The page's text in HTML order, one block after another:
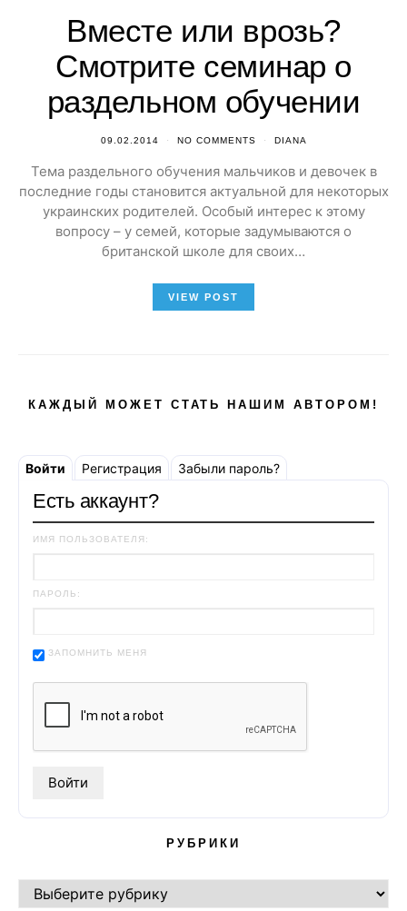
Вместе или врозь?
Смотрите семинар о
раздельном обучении
09.02.2014 NO COMMENTS DIANA
Тема раздельного обучения мальчиков и девочек в
последние годы становится актуальной для некоторых
украинских родителей. Особый интерес к этому
вопросу – у семей, которые задумываются о
британской школе для своих…
VIEW POST
КАЖДЫЙ МОЖЕТ СТАТЬ НАШИМ АВТОРОМ!
Войти Регистрация Забыли пароль?
Есть аккаунт?
ИМЯ ПОЛЬЗОВАТЕЛЯ:
ПАРОЛЬ:
ЗАПОМНИТЬ МЕНЯ
РУБРИКИ